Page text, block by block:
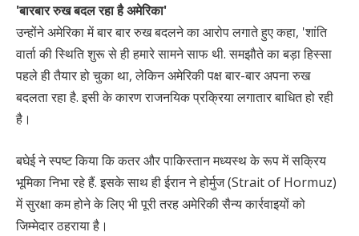
'बारबार रुख बदल रहा है अमेरिका'
उन्होंने अमेरिका में बार बार रुख बदलने का आरोप लगाते हुए कहा, 'शांति
वार्ता की स्थिति शुरू से ही हमारे सामने साफ थी. समझौते का बड़ा हिस्सा
पहले ही तैयार हो चुका था, लेकिन अमेरिकी पक्ष बार-बार अपना रुख
बदलता रहा है. इसी के कारण राजनयिक प्रक्रिया लगातार बाधित हो रही
है।
बघेई ने स्पष्ट किया कि कतर और पाकिस्तान मध्यस्थ के रूप में सक्रिय
भूमिका निभा रहे हैं. इसके साथ ही ईरान ने होर्मुज (Strait of Hormuz)
में सुरक्षा कम होने के लिए भी पूरी तरह अमेरिकी सैन्य कार्रवाइयों को
जिम्मेदार ठहराया है।